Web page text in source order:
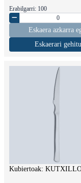
Erabilgarri: 100
Eskaera azkarra
Eskaerari gehitu
Kubiertoak: